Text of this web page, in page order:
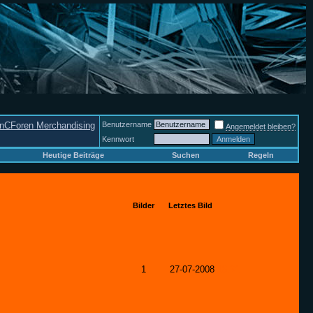
Merchandising Benutzername
Angemeldet bleiben?
Kennwort
Heutige Beiträge Suchen Regeln
Bilder Letztes Bild
1 27-07-2008